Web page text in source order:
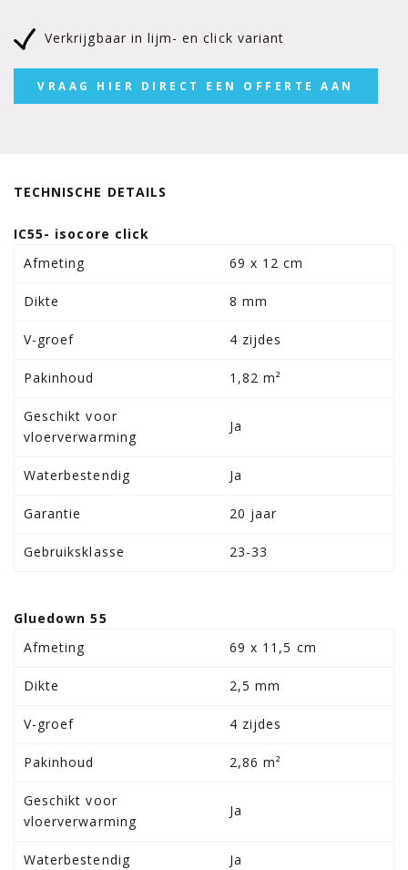
Verkrijgbaar in lijm- en click variant
VRAAG HIER DIRECT EEN OFFERTE AAN
TECHNISCHE DETAILS
IC55- isocore click
Afmeting
69 x 12 cm
Dikte 8 mm
V-groef 4 zijdes
Pakinhoud 1,82 m²
Geschikt voor
vloerverwarming
Ja
Waterbestendig Ja
Garantie 20 jaar
Gebruiksklasse 23-33
Gluedown 55
Afmeting
69 x 11,5 cm
Dikte 2,5 mm
V-groef 4 zijdes
Pakinhoud 2,86 m²
Geschikt voor
vloerverwarming
Ja
Waterbestendig Ja